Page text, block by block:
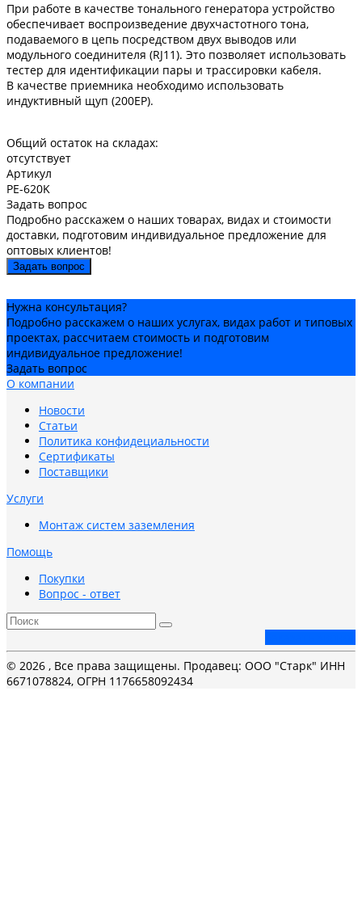
При работе в качестве тонального генератора устройство
обеспечивает воспроизведение двухчастотного тона,
подаваемого в цепь посредством двух выводов или
модульного соединителя (RJ11). Это позволяет использовать
тестер для идентификации пары и трассировки кабеля.
В качестве приемника необходимо использовать
индуктивный щуп (200EP).
Общий остаток на складах:
отсутствует
Артикул
PE-620K
Задать вопрос
Подробно расскажем о наших товарах, видах и стоимости
доставки, подготовим индивидуальное предложение для
оптовых клиентов!
Задать вопрос
Нужна консультация?
Подробно расскажем о наших услугах, видах работ и типовых
проектах, рассчитаем стоимость и подготовим
индивидуальное предложение!
Задать вопрос
О компании
Новости
Статьи
Политика конфидециальности
Сертификаты
Поставщики
Услуги
Монтаж систем заземления
Помощь
Покупки
Вопрос - ответ
© 2026 , Все права защищены. Продавец: ООО "Старк" ИНН
6671078824, ОГРН 1176658092434